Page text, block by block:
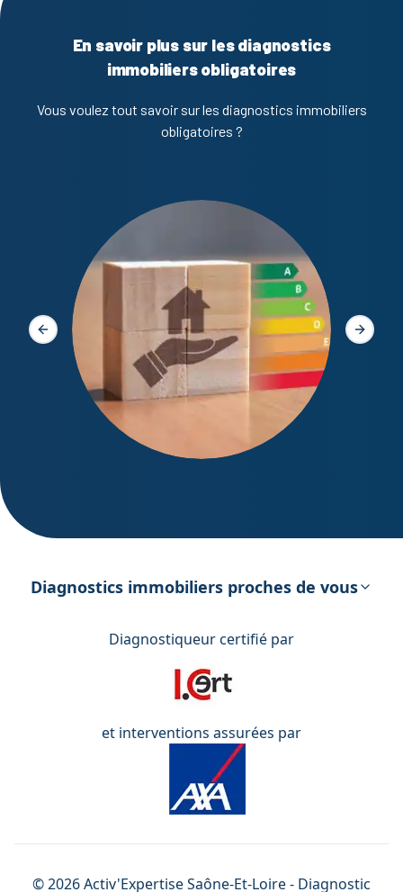
En savoir plus sur les diagnostics
immobiliers obligatoires
Vous voulez tout savoir sur les diagnostics immobiliers
obligatoires ?
énergétique
Slide précédente Slide
Diagnostics immobiliers proches de vous
Diagnostiqueur certifié par
et interventions assurées par
©2026Activ'ExpertiseSaône-Et-Loire- Diagnostic